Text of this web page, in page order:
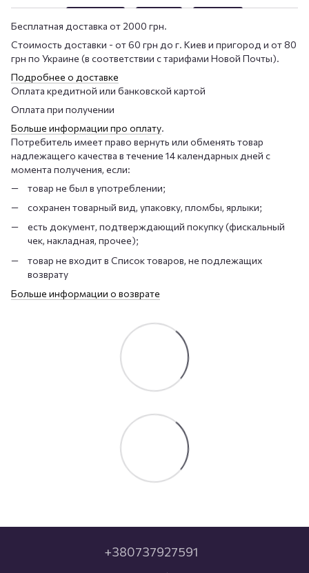
Бесплатная доставка от 2000 грн.
Стоимость доставки - от 60 грн до г. Киев и пригород и от 80
грн по Украине (в соответствии с тарифами Новой Почты).
Подробнее о доставке
Оплата кредитной или банковской картой
Оплата при получении
Больше информации про оплату.
Потребитель имеет право вернуть или обменять товар
надлежащего качества в течение 14 календарных дней с
момента получения, если:
товар не был в употреблении;
сохранен товарный вид, упаковку, пломбы, ярлыки;
есть документ, подтверждающий покупку (фискальный
чек, накладная, прочее);
товар не входит в Список товаров, не подлежащих
возврату
Больше информации о возврате
+380737927591